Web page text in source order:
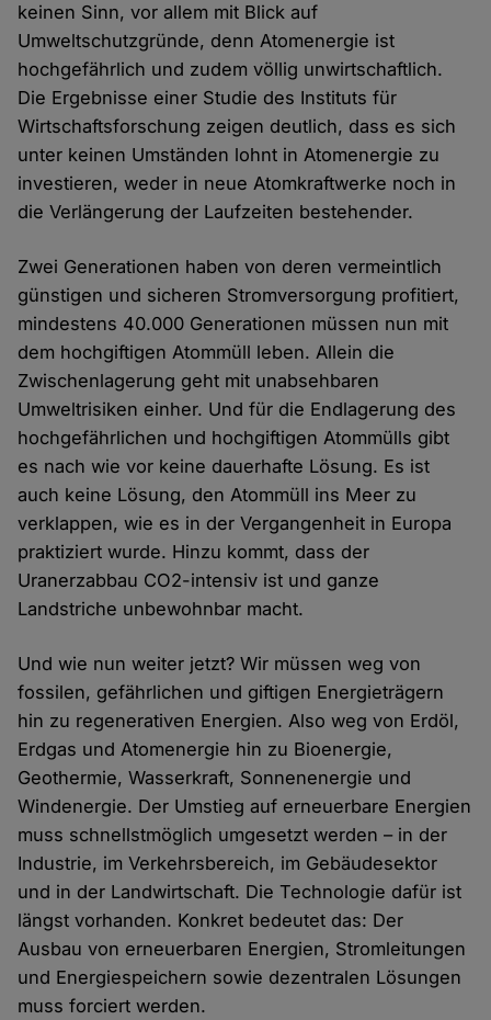
keinen Sinn, vor allem mit Blick auf
Umweltschutzgründe, denn Atomenergie ist
hochgefährlich und zudem völlig unwirtschaftlich.
Die Ergebnisse einer Studie des Instituts für
Wirtschaftsforschung zeigen deutlich, dass es sich
unter keinen Umständen lohnt in Atomenergie zu
investieren, weder in neue Atomkraftwerke noch in
die Verlängerung der Laufzeiten bestehender.
Zwei Generationen haben von deren vermeintlich
günstigen und sicheren Stromversorgung profitiert,
mindestens 40.000 Generationen müssen nun mit
dem hochgiftigen Atommüll leben. Allein die
Zwischenlagerung geht mit unabsehbaren
Umweltrisiken einher. Und für die Endlagerung des
hochgefährlichen und hochgiftigen Atommülls gibt
es nach wie vor keine dauerhafte Lösung. Es ist
auch keine Lösung, den Atommüll ins Meer zu
verklappen, wie es in der Vergangenheit in Europa
praktiziert wurde. Hinzu kommt, dass der
Uranerzabbau CO2-intensiv ist und ganze
Landstriche unbewohnbar macht.
Und wie nun weiter jetzt? Wir müssen weg von
fossilen, gefährlichen und giftigen Energieträgern
hin zu regenerativen Energien. Also weg von Erdöl,
Erdgas und Atomenergie hin zu Bioenergie,
Geothermie, Wasserkraft, Sonnenenergie und
Windenergie. Der Umstieg auf erneuerbare Energien
muss schnellstmöglich umgesetzt werden – in der
Industrie, im Verkehrsbereich, im Gebäudesektor
und in der Landwirtschaft. Die Technologie dafür ist
längst vorhanden. Konkret bedeutet das: Der
Ausbau von erneuerbaren Energien, Stromleitungen
und Energiespeichern sowie dezentralen Lösungen
muss forciert werden.